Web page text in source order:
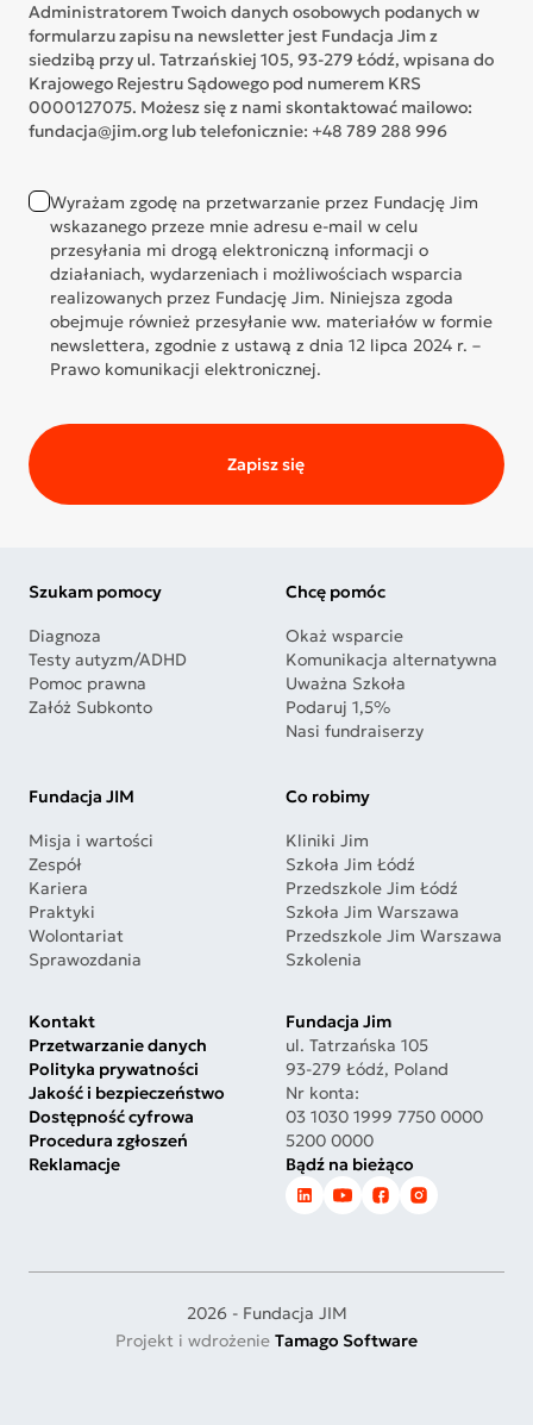
Administratorem Twoich danych osobowych podanych w
formularzu zapisu na newsletter jest Fundacja Jim z
siedzibą przy ul. Tatrzańskiej 105, 93-279 Łódź, wpisana do
Krajowego Rejestru Sądowego pod numerem KRS
0000127075. Możesz się z nami skontaktować mailowo:
fundacja@jim.org lub telefonicznie: +48 789 288 996
Wyrażam zgodę na przetwarzanie przez Fundację Jim
wskazanego przeze mnie adresu e-mail w celu
przesyłania mi drogą elektroniczną informacji o
działaniach, wydarzeniach i możliwościach wsparcia
realizowanych przez Fundację Jim. Niniejsza zgoda
obejmuje również przesyłanie ww. materiałów w formie
newslettera, zgodnie z ustawą z dnia 12 lipca 2024 r. –
Prawo komunikacji elektronicznej.
Zapisz się
Szukam pomocy
Diagnoza
Testy autyzm/ADHD
Pomoc prawna
Załóż Subkonto
Chcę pomóc
Okaż wsparcie
Komunikacja alternatywna
Uważna Szkoła
Podaruj 1,5%
Nasi fundraiserzy
Fundacja JIM
Misja i wartości
Zespół
Kariera
Praktyki
Wolontariat
Sprawozdania
Co robimy
Kliniki Jim
Szkoła Jim Łódź
Przedszkole Jim Łódź
Szkoła Jim Warszawa
Przedszkole Jim Warszawa
Szkolenia
Kontakt
Przetwarzanie danych
Polityka prywatności
Jakość i bezpieczeństwo
Dostępność cyfrowa
Procedura zgłoszeń
Reklamacje
Fundacja Jim
ul. Tatrzańska 105
93-279 Łódź, Poland
Nr konta:
03 1030 1999 7750 0000
5200 0000
Bądź na bieżąco
2026 - Fundacja JIM
Projekt i wdrożenie Tamago Software